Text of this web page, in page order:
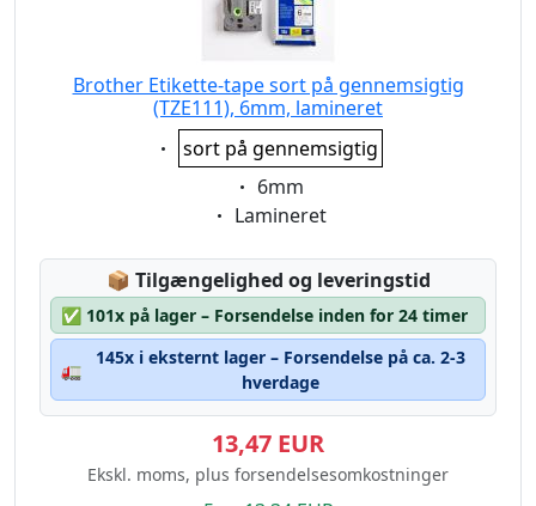
Brother Etikette-tape sort på gennemsigtig
(TZE111), 6mm, lamineret
Eigenschaft:
sort på gennemsigtig
Eigenschaft:
6mm
Eigenschaft:
Lamineret
📦 Lagerstatus:
Tilgængelighed og leveringstid
✅ 101x på lager – Forsendelse inden for 24 timer
🚛
145x i eksternt lager – Forsendelse på ca. 2-3
hverdage
13,47 EUR
Ekskl. moms, plus forsendelsesomkostninger